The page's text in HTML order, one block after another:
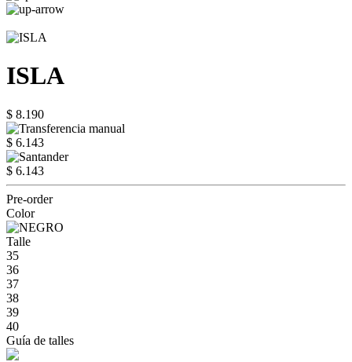
ISLA
$ 8.190
$ 6.143
$ 6.143
Pre-order
Color
Talle
35
36
37
38
39
40
Guía de talles